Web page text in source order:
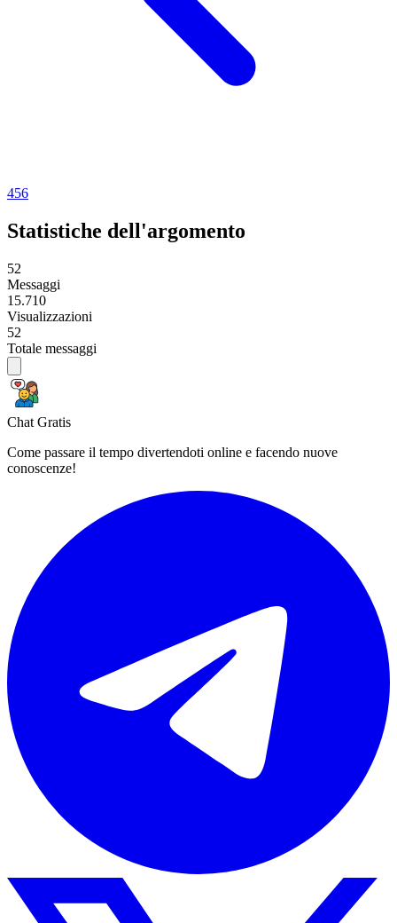
456
Statistiche dell'argomento
52
Messaggi
15.710
Visualizzazioni
52
Totale messaggi
Chat Gratis
Come passare il tempo divertendoti online e facendo nuove
conoscenze!